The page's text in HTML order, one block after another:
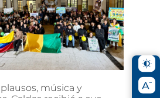
música y